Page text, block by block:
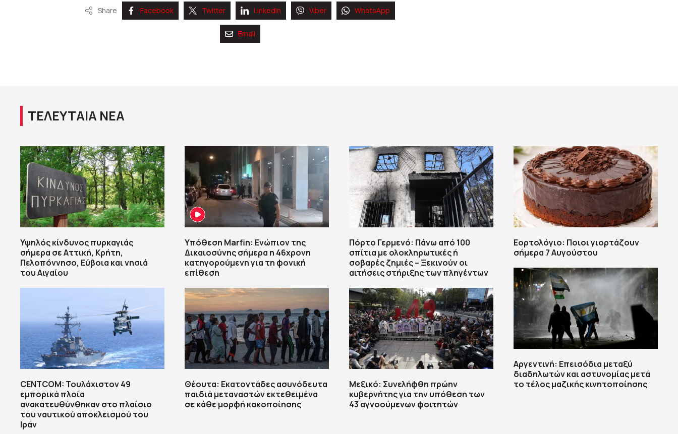
Share Facebook Twitter Linkedin Viber WhatsApp
Email
ΤΕΛΕΥΤΑΙΑ ΝΕΑ
Υψηλός κίνδυνος πυρκαγιάς
σήμερα σε Αττική, Κρήτη,
Πελοπόννησο, Εύβοια και νησιά
του Αιγαίου
CENTCOM: Τουλάχιστον 49
εμπορικά πλοία
ανακατευθύνθηκαν στο πλαίσιο
του ναυτικού αποκλεισμού του
Ιράν
Υπόθεση Marfin: Ενώπιον της
Δικαιοσύνης σήμερα η 46χρονη
κατηγορούμενη για τη φονική
επίθεση
Θέουτα: Εκατοντάδες ασυνόδευτα
παιδιά μεταναστών εκτεθειμένα
σε κάθε μορφή κακοποίησης
Πόρτο Γερμενό: Πάνω από 100
σπίτια με ολοκληρωτικές ή
σοβαρές ζημιές – Ξεκινούν οι
αιτήσεις στήριξης των πληγέντων
Μεξικό: Συνελήφθη πρώην
κυβερνήτης για την υπόθεση των
43 αγνοούμενων φοιτητών
Εορτολόγιο: Ποιοι γιορτάζουν
σήμερα 7 Αυγούστου
Αργεντινή: Επεισόδια μεταξύ
διαδηλωτών και αστυνομίας μετά
το τέλος μαζικής κινητοποίησης